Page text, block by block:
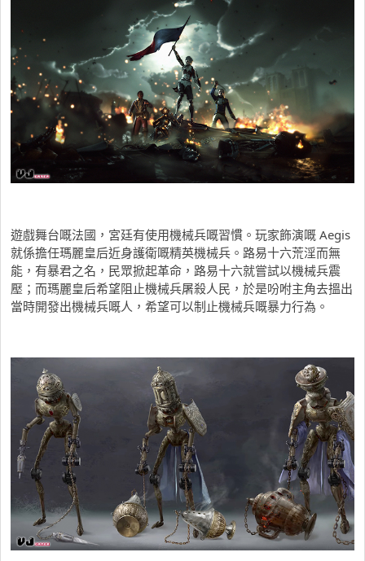
遊戲舞台嘅法國，宮廷有使用機械兵嘅習慣。玩家飾演嘅 Aegis
就係擔任瑪麗皇后近身護衛嘅精英機械兵。路易十六荒淫而無
能，有暴君之名，民眾掀起革命，路易十六就嘗試以機械兵震
壓；而瑪麗皇后希望阻止機械兵屠殺人民，於是吩咐主角去搵出
當時開發出機械兵嘅人，希望可以制止機械兵嘅暴力行為。